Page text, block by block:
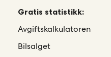
Gratis statistikk:
Avgiftskalkulatoren
Bilsalget